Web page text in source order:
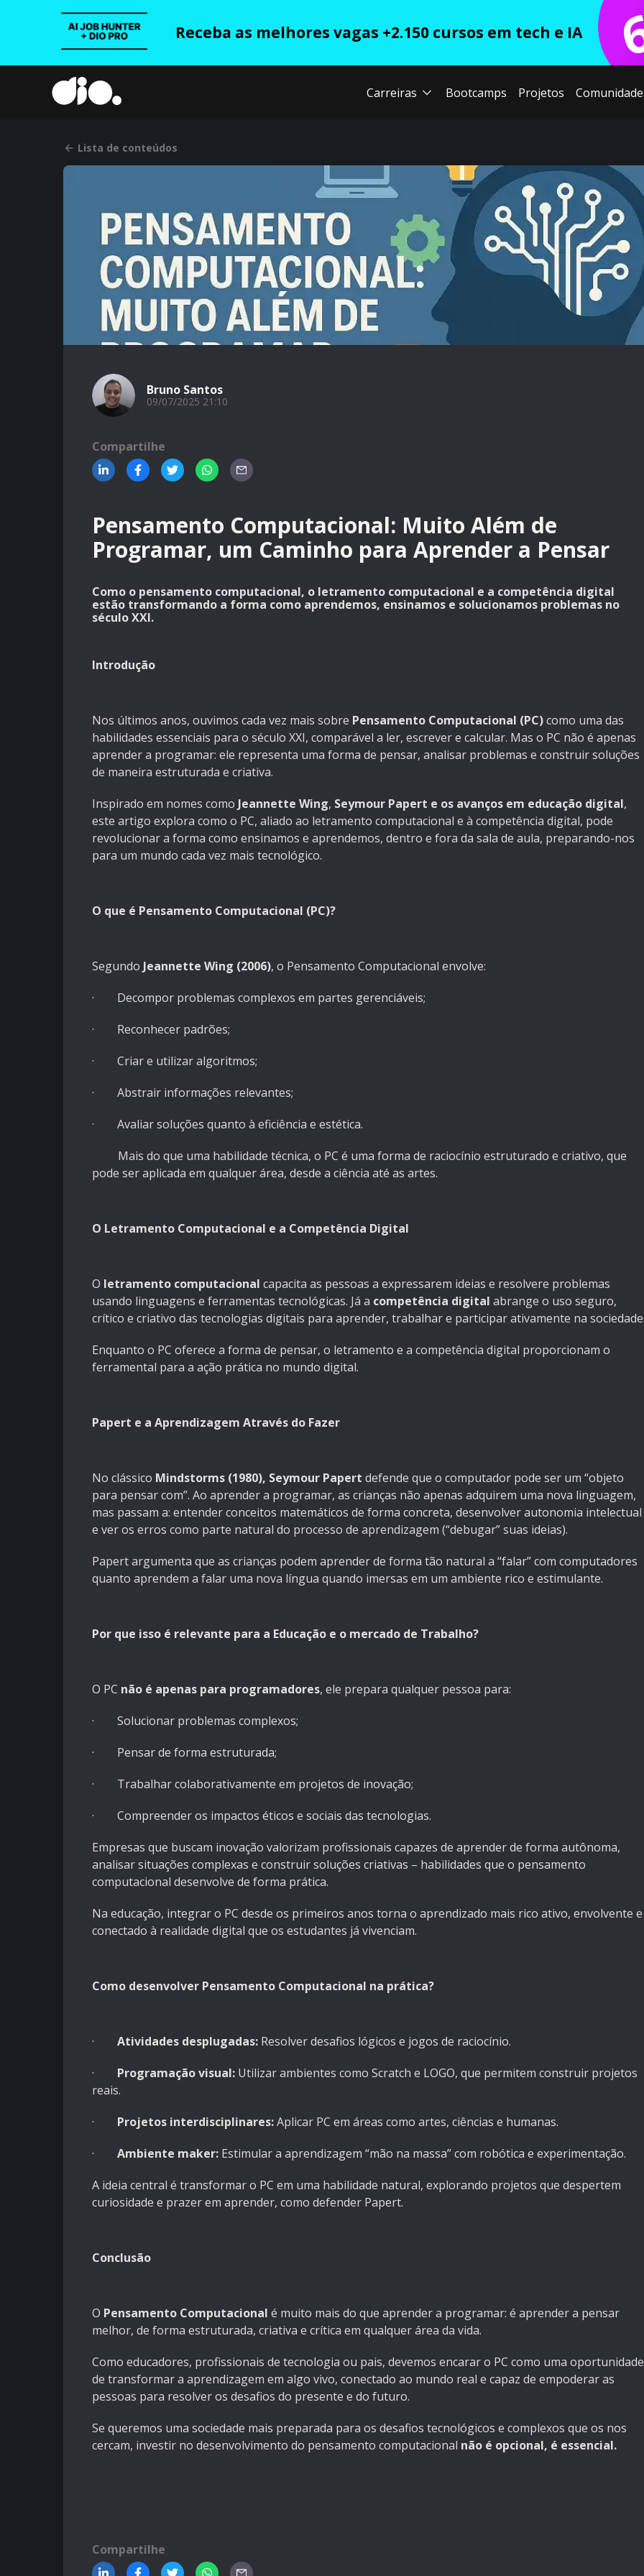
Receba as melhores vagas +2.150 cursos em tech e IA
Carreiras Bootcamps Projetos Comunidade
Lista de conteúdos
Bruno Santos
09/07/2025 21:10
Compartilhe
Pensamento Computacional: Muito Além de
Programar, um Caminho para Aprender a Pensar
Como o pensamento computacional, o letramento computacional e a competência digital
estão transformando a forma como aprendemos, ensinamos e solucionamos problemas no
século XXI.
Introdução
Nos últimos anos, ouvimos cada vez mais sobre Pensamento Computacional (PC)como uma das
habilidades essenciais para o século XXI, comparável a ler, escrever e calcular. Mas o PC não é apenas
aprender a programar: ele representa uma forma de pensar, analisar problemas e construir soluções
de maneira estruturada e criativa.
Inspirado em nomes como Jeannette Wing, Seymour Papert e os avanços em educação digital,
este artigo explora como o PC, aliado ao letramento computacional e à competência digital, pode
revolucionar a forma como ensinamos e aprendemos, dentro e fora da sala de aula, preparando-nos
para um mundo cada vez mais tecnológico.
O que é Pensamento Computacional (PC)?
Segundo Jeannette Wing (2006), o Pensamento Computacional envolve:
· Decompor problemas complexos em partes gerenciáveis;
· Reconhecer padrões;
· Criar e utilizar algoritmos;
· Abstrair informações relevantes;
· Avaliar soluções quanto à eficiência e estética.
Mais do que uma habilidade técnica, o PC é uma forma de raciocínio estruturado e criativo, que
pode ser aplicada em qualquer área, desde a ciência até as artes.
O Letramento Computacional e a Competência Digital
O letramento computacional capacita as pessoas a expressarem ideias e resolvere problemas
usando linguagens e ferramentas tecnológicas. Já a competência digital abrange o uso seguro,
crítico e criativo das tecnologias digitais para aprender, trabalhar e participar ativamente na
Enquanto o PC oferece a forma de pensar, o letramento e a competência digital proporcionam o
ferramental para a ação prática no mundo digital.
Papert e a Aprendizagem Através do Fazer
No clássico Mindstorms (1980), Seymour Papert defende que o computador pode ser um “objeto
para pensar com”. Ao aprender a programar, as crianças não apenas adquirem uma nova linguagem,
mas passam a: entender conceitos matemáticos de forma concreta, desenvolver autonomia intelectual
e ver os erros como parte natural do processo de aprendizagem (“debugar” suas ideias).
Papert argumenta que as crianças podem aprender de forma tão natural a “falar” com computadores
quanto aprendem a falar uma nova língua quando imersas em um ambiente rico e estimulante.
Por que isso é relevante para a Educação e o mercado de Trabalho?
O PC não é apenas para programadores, ele prepara qualquer pessoa para:
· Solucionar problemas complexos;
· Pensar de forma estruturada;
· Trabalhar colaborativamente em projetos de inovação;
· Compreender os impactos éticos e sociais das tecnologias.
Empresas que buscam inovação valorizam profissionais capazes de aprender de forma autônoma,
analisar situações complexas e construir soluções criativas – habilidades que o pensamento
computacional desenvolve de forma prática.
Na educação, integrar o PC desde os primeiros anos torna o aprendizado mais rico ativo, envolvente e
conectado à realidade digital que os estudantes já vivenciam.
Como desenvolver Pensamento Computacional na prática?
· Atividades desplugadas: Resolver desafios lógicos e jogos de raciocínio.
· Programação visual: Utilizar ambientes como Scratch e LOGO, que permitem construir projetos
reais.
· Projetos interdisciplinares:Aplicar PC em áreas como artes, ciências e humanas.
· Ambiente maker: Estimular a aprendizagem “mão na massa” com robótica e experimentação.
A ideia central é transformar o PC em uma habilidade natural, explorando projetos que despertem
curiosidade e prazer em aprender, como defender Papert.
Conclusão
O Pensamento Computacional é muito mais do que aprender a programar: é aprender a pensar
melhor, de forma estruturada, criativa e crítica em qualquer área da vida.
Como educadores, profissionais de tecnologia ou pais, devemos encarar o PC como uma oportunidade
de transformar a aprendizagem em algo vivo, conectado ao mundo real e capaz de empoderar as
pessoas para resolver os desafios do presente e do futuro.
Se queremos uma sociedade mais preparada para os desafios tecnológicos e complexos que os nos
cercam, investir no desenvolvimento do pensamento computacional não é opcional, é essencial.
Compartilhe